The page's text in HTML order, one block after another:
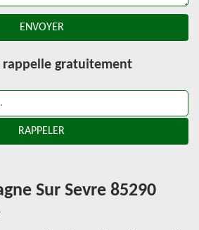
rappelle gratuitement
Sur Sevre 85290